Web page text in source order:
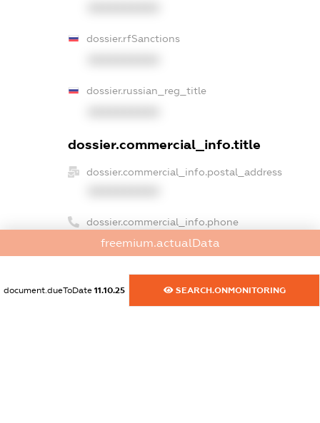
dossier.rfSanctions
dossier.russian_reg_title
dossier.commercial_info.title
dossier.commercial_info.postal_address
dossier.commercial_info.phone
XXXXXXXXXX
XXXXXXXXXX
freemium.actualData
document.dueToDate 11.10.25 SEARCH.ONMONITORING